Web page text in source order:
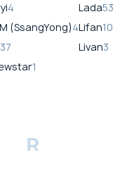
4
(SsangYong)4
37
1
Lada53
Lifan10
Livan3
R